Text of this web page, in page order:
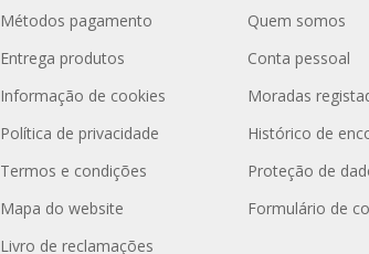
Métodos pagamento
Entrega produtos
Informação de cookies
Política de privacidade
Termos e condições
Mapa do website
Livro de reclamações
Quem somos
Conta pessoal
Moradas
Histórico de
Proteção de
Formulário de